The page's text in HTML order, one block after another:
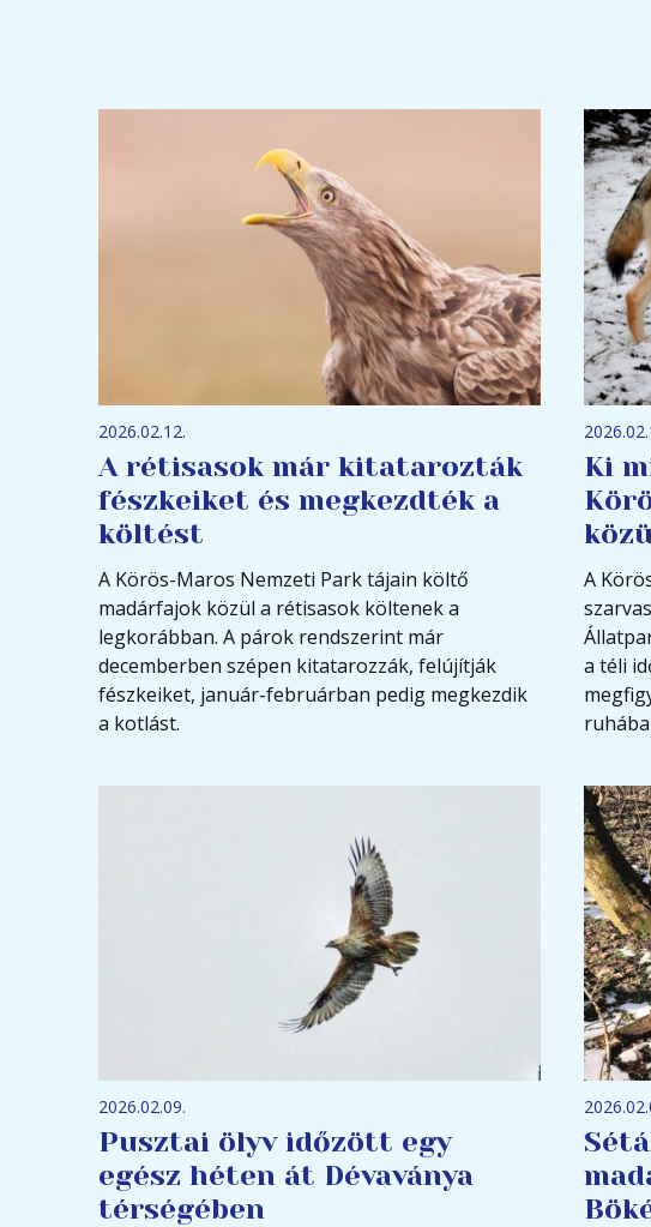
2026.02.12.
A rétisasok már kitatarozták
fészkeiket és megkezdték a
költést
A Körös-Maros Nemzeti Park tájain költő
madárfajok közül a rétisasok költenek a
legkorábban. A párok rendszerint már
decemberben szépen kitatarozzák, felújítják
fészkeiket, január-februárban pedig megkezdik
a kotlást.
Ki
A
a téli
2026.02.09.
Pusztai ölyv időzött egy
egész héten át Dévaványa
térségében